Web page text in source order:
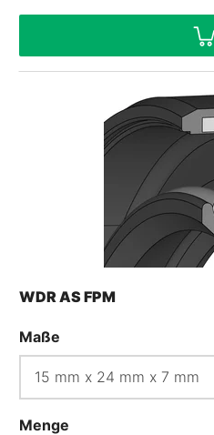
WDR AS FPM
Maße
Menge